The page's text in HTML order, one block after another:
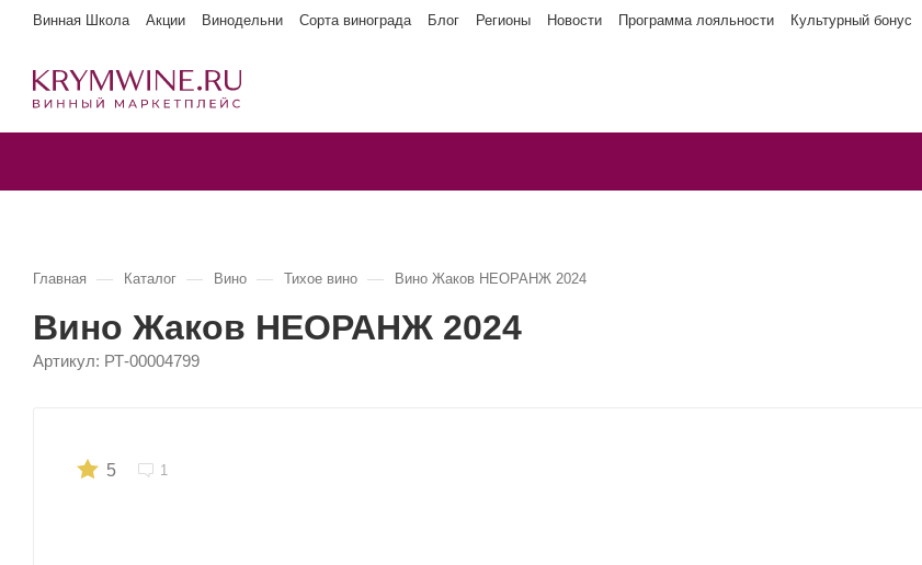
Винная Школа Акции Винодельни Сорта винограда Блог Регионы Новости Программа лояльности Культурный бонус
Главная — Каталог — Вино — Тихое вино — Вино Жаков НЕОРАНЖ 2024
Вино Жаков НЕОРАНЖ 2024
Артикул: РТ-00004799
5 1